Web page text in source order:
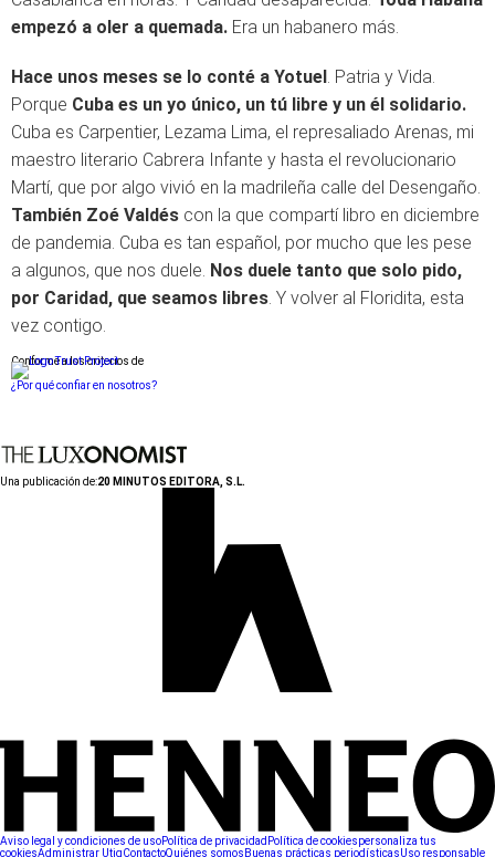
empezó a oler a quemada. Era un habanero más.
Hace unos meses se lo conté a Yotuel. Patria y Vida.
Porque Cuba es un yo único, un tú libre y un él solidario.
Cuba es Carpentier, Lezama Lima, el represaliado Arenas, mi
maestro literario Cabrera Infante y hasta el revolucionario
Martí, que por algo vivió en la madrileña calle del Desengaño.
También Zoé Valdés con la que compartí libro en diciembre
de pandemia. Cuba es tan español, por mucho que les pese
a algunos, que nos duele. Nos duele tanto que solo pido,
por Caridad, que seamos libres. Y volver al Floridita, esta
vez contigo.
Conforme a los criterios de
¿Por qué confiar en nosotros?
Una publicación de:20 MINUTOS EDITORA, S.L.
Aviso legal y condiciones de usoPolítica de privacidad Política de cookiespersonaliza tus
cookiesAdministrar UtiqContactoQuiénes somos Buenas prácticas periodísticasUso responsable